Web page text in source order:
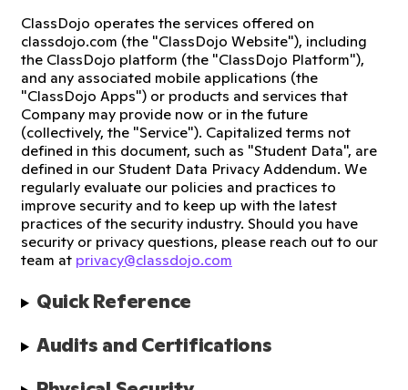
ClassDojo operates the services offered on
classdojo.com (the "ClassDojo Website"), including
the ClassDojo platform (the "ClassDojo Platform"),
and any associated mobile applications (the
"ClassDojo Apps") or products and services that
Company may provide now or in the future
(collectively, the "Service"). Capitalized terms not
defined in this document, such as "Student Data", are
defined in our Student Data Privacy Addendum. We
regularly evaluate our policies and practices to
improve security and to keep up with the latest
practices of the security industry. Should you have
security or privacy questions, please reach out to our
team at privacy@classdojo.com
Quick Reference
Audits and Certifications